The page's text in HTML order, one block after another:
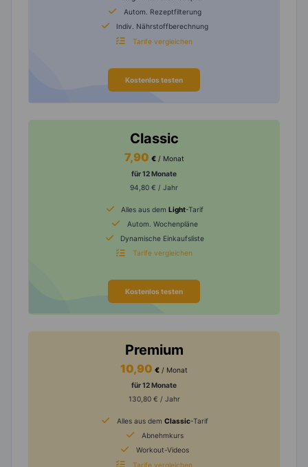
Autom. Rezeptfilterung
Indiv. Nährstoffberechnung
Tarife vergleichen
Kostenlos testen
Classic
7,90 € / Monat
für 12 Monate
94,80 € / Jahr
Alles aus dem Light-Tarif
Autom. Wochenpläne
Dynamische Einkaufsliste
Tarife vergleichen
Kostenlos testen
Premium
10,90 € / Monat
für 12 Monate
130,80 € / Jahr
Alles aus dem Classic-Tarif
Abnehmkurs
Workout-Videos
Tarife vergleichen